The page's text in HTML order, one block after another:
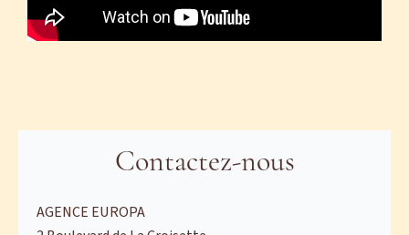
Contactez-nous
AGENCE EUROPA